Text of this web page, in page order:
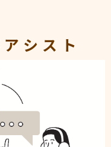
シスト